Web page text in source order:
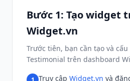
Bước 1: Tạo widget
Widget.vn
Trước tiên, bạn cần tạo và
Testimonial trên dashboard
Truy cập Widget.vn và